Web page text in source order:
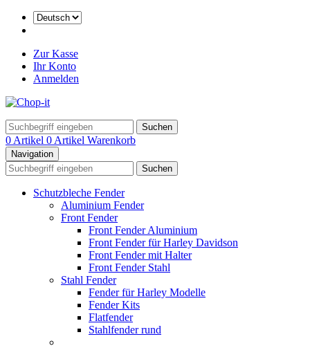
Zur Kasse
Ihr Konto
Anmelden
Suchen
0 Artikel 0 Artikel Warenkorb
Navigation
Suchen
Schutzbleche Fender
Aluminium Fender
Front Fender
Front Fender Aluminium
Front Fender für Harley Davidson
Front Fender mit Halter
Front Fender Stahl
Stahl Fender
Fender für Harley Modelle
Fender Kits
Flatfender
Stahlfender rund